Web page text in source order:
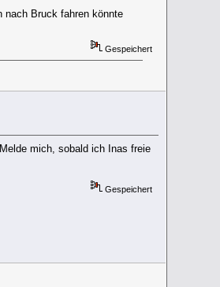
nach Bruck fahren könnte
Gespeichert
mich, sobald ich Inas freie
Gespeichert